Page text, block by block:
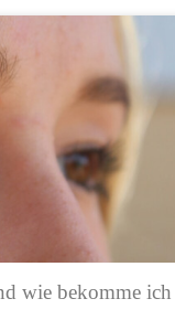
wie bekomme ich